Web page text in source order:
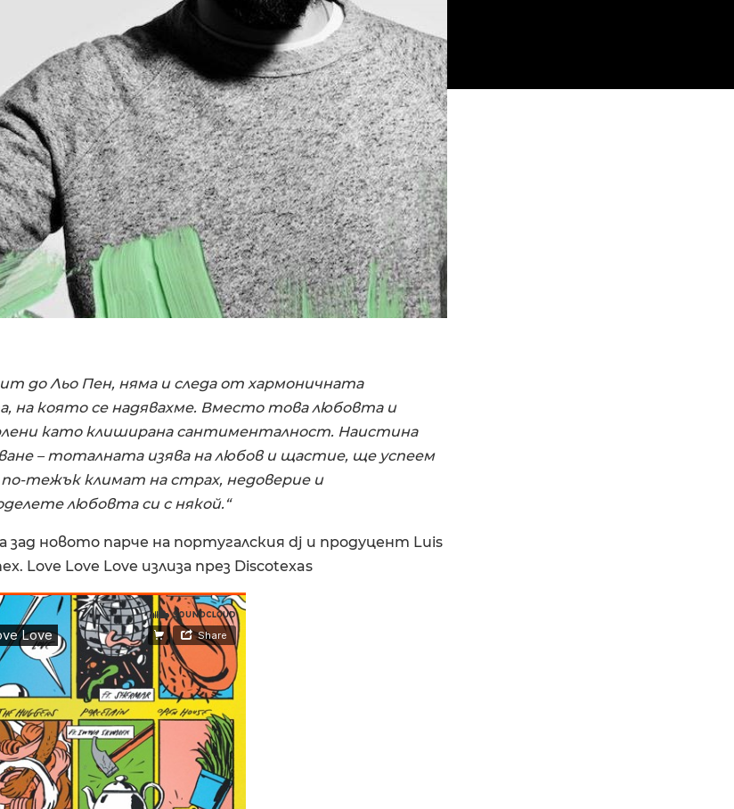
до Льо Пен, няма и следа от хармоничната
на която се надявахме. Вместо това любовта и
като клиширана сантименталност. Наистина
– тоталната изява на любов и щастие, ще успеем
тежък климат на страх, недоверие и
любовта си с някой.“
зад новото парче на португалския dj и продуцент Luis
Love Love Love излиза през Discotexas